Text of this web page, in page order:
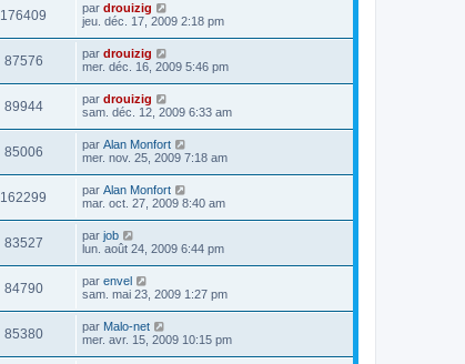
176409 par drouizig
jeu. déc. 17, 2009 2:18 pm
87576 par drouizig
mer. déc. 16, 2009 5:46 pm
89944 par drouizig
sam. déc. 12, 2009 6:33 am
85006 par Alan Monfort
mer. nov. 25, 2009 7:18 am
162299 par Alan Monfort
mar. oct. 27, 2009 8:40 am
83527 par job
lun. août 24, 2009 6:44 pm
84790 par envel
sam. mai 23, 2009 1:27 pm
85380 par Malo-net
mer. avr. 15, 2009 10:15 pm